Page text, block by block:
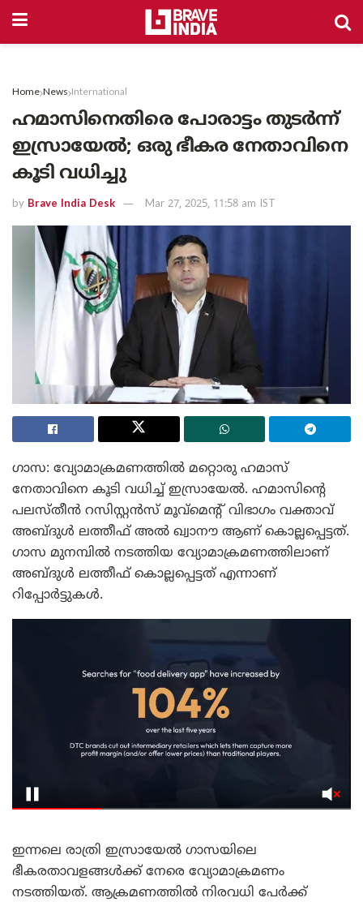
Home News International
ഹമാസിനെതിരെ പോരാട്ടം തുടർന്ന്
ഇസ്രായേൽ; ഒരു ഭീകര നേതാവിനെ
കൂടി വധിച്ചു
by Brave India Desk Mar 27, 2025, 11:58 am IST
ഗാസ: വ്യോമാക്രമണത്തിൽ മറ്റൊരു ഹമാസ്
നേതാവിനെ കൂടി വധിച്ച് ഇസ്രായേൽ. ഹമാസിന്റെ
പലസ്തീൻ റസിസ്റ്റൻസ് മൂവ്‌മെന്റ് വിഭാഗം വക്താവ്
അബ്ദുൾ ലത്തീഫ് അൽ ഖ്വാനൗ ആണ് കൊല്ലപ്പെട്ടത്.
ഗാസ മുനമ്പിൽ നടത്തിയ വ്യോമാക്രമണത്തിലാണ്
അബ്ദുൾ ലത്തീഫ് കൊല്ലപ്പെട്ടത് എന്നാണ്
റിപ്പോർട്ടുകൾ.
ഇന്നലെ രാത്രി ഇസ്രായേൽ ഗാസയിലെ
ഭീകരതാവളങ്ങൾക്ക് നേരെ വ്യോമാക്രമണം
നടത്തിയത്. ആക്രമണത്തിൽ നിരവധി പേർക്ക്